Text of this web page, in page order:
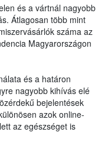
és a vártnál nagyobb
Átlagosan több mint
száma az
Magyarországon
és a határon
nagyobb kihívás elé
bejelentések
azok online-
az egészséget is